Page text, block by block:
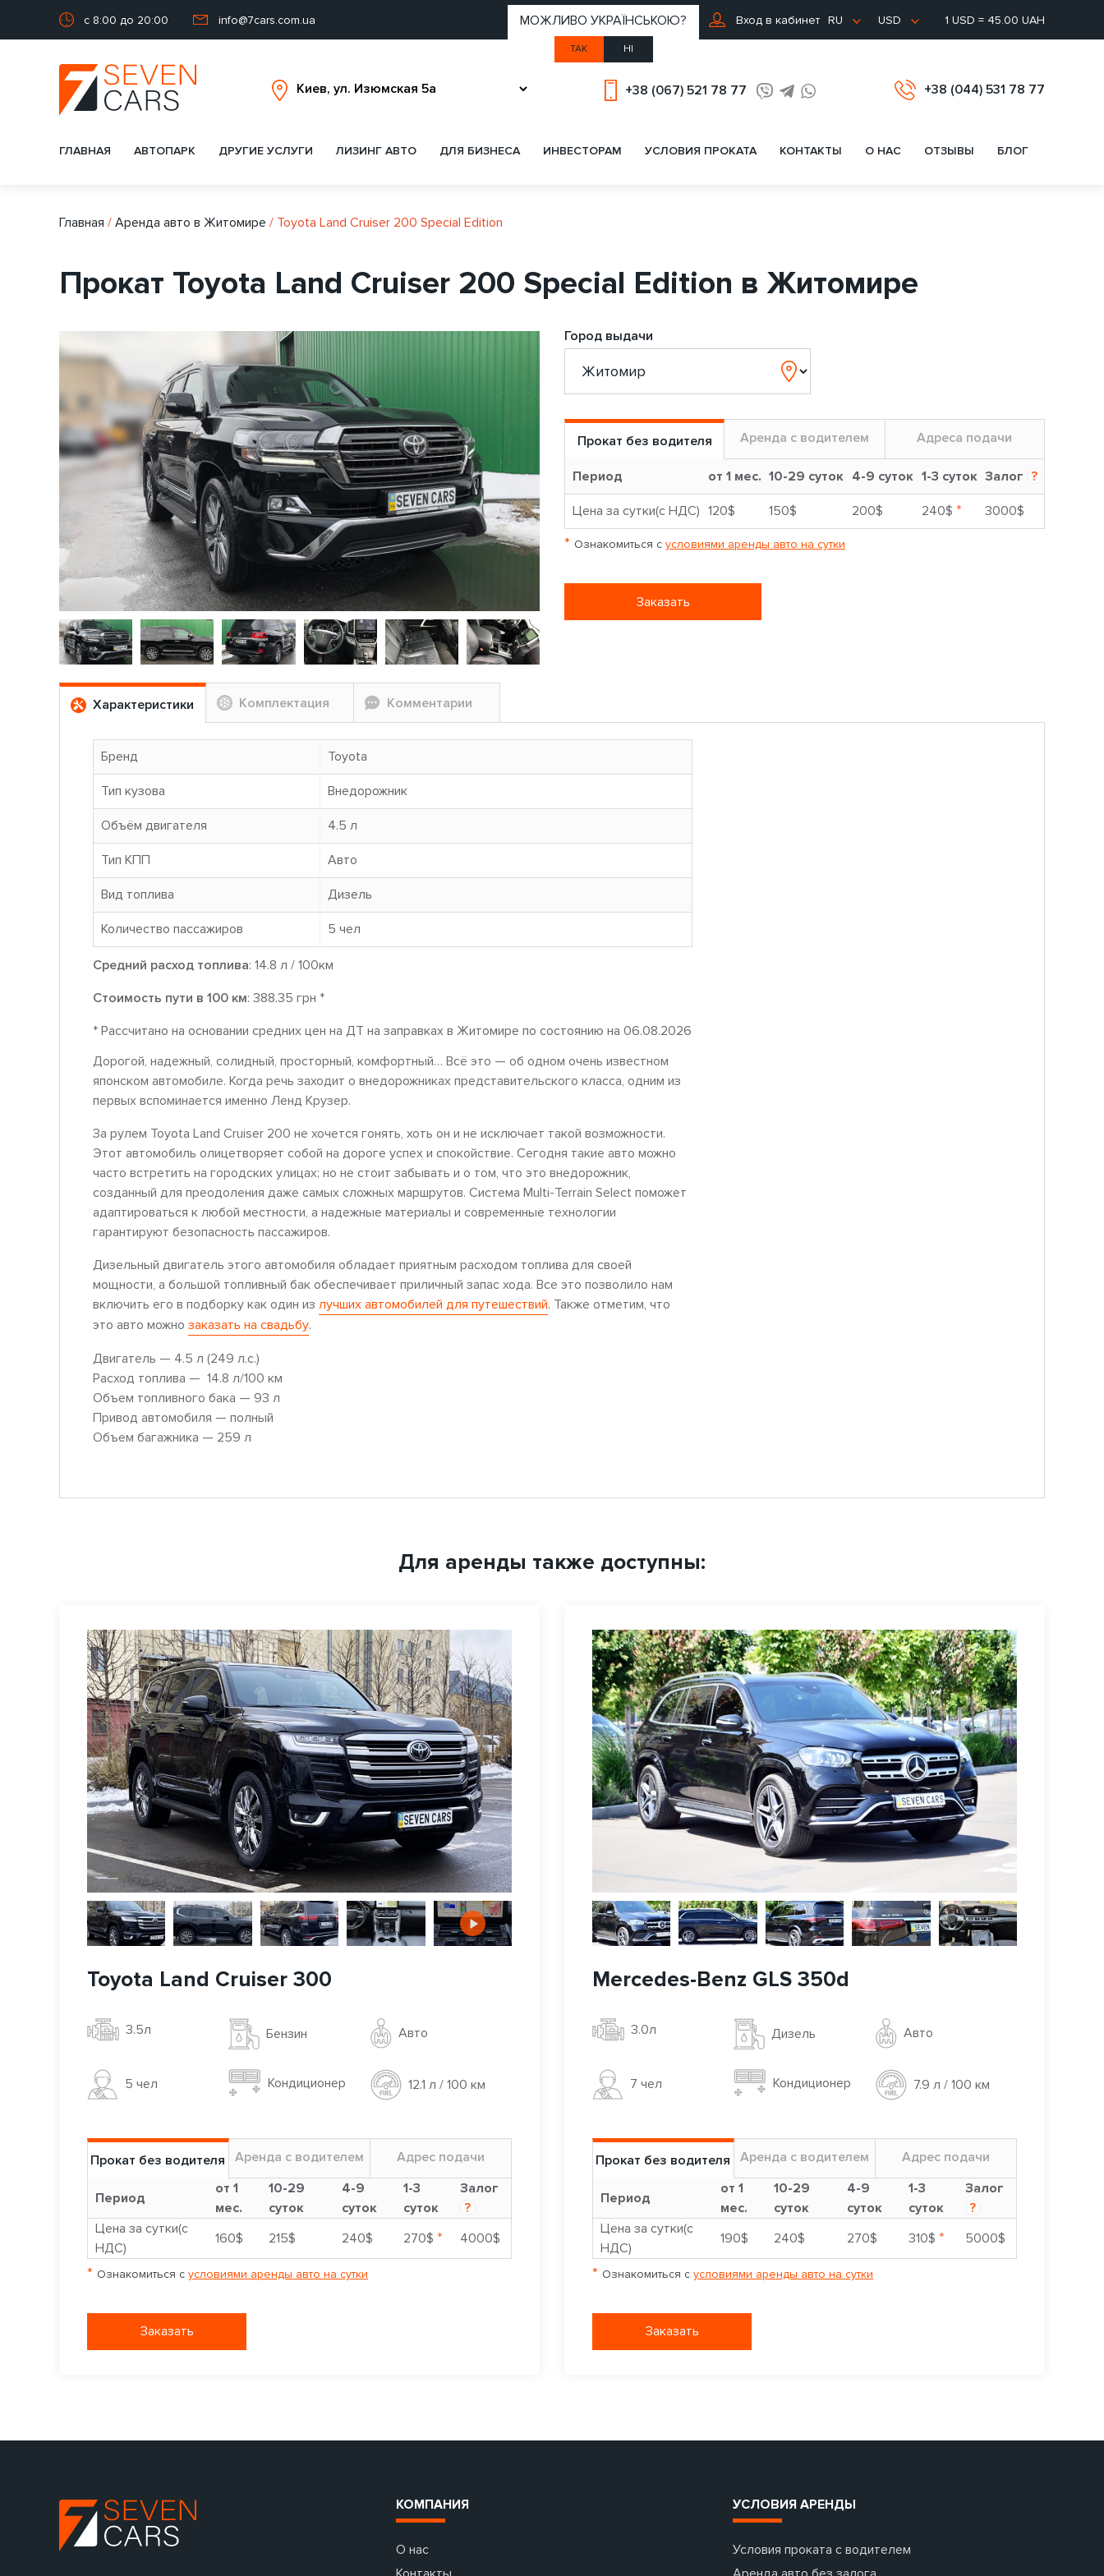
с 8:00 до 20:00 info@7cars.com.ua Вход в кабинет RU
МОЖЛИВО УКРАЇНСЬКОЮ?
ТАК НІ
USD 1 USD = 45.00 UAH
+38 (067) 521 78 77 +38 (044) 531 78 77
ГЛАВНАЯ АВТОПАРК ДРУГИЕ УСЛУГИ ЛИЗИНГ АВТО ДЛЯ БИЗНЕСА ИНВЕСТОРАМ УСЛОВИЯ ПРОКАТА КОНТАКТЫ О НАС ОТЗЫВЫ БЛОГ
Главная / Аренда авто в Житомире / Toyota Land Cruiser 200 Special Edition
Прокат Toyota Land Cruiser 200 Special Edition в Житомире
Город выдачи
Прокат без водителя Аренда с водителем Адреса подачи
Период от 1 мес. 10-29 суток 4-9 суток 1-3 суток Залог ?
Цена за сутки(с НДС) 120$ 150$ 200$ 240$ * 3000$
* Ознакомиться с условиями аренды авто на сутки
Заказать
Характеристики Комплектация Комментарии
Бренд Toyota
Тип кузова Внедорожник
Объём двигателя 4.5 л
Тип КПП Авто
Вид топлива Дизель
Количество пассажиров 5 чел
Средний расход топлива: 14.8 л / 100км
Стоимость пути в 100 км: 388.35 грн *
* Рассчитано на основании средних цен на ДТ на заправках в Житомире по состоянию на 06.08.2026
Дорогой, надежный, солидный, просторный, комфортный… Всё это — об одном очень известном
японском автомобиле. Когда речь заходит о внедорожниках представительского класса, одним из
первых вспоминается именно Ленд Крузер.
За рулем Toyota Land Cruiser 200 не хочется гонять, хоть он и не исключает такой возможности.
Этот автомобиль олицетворяет собой на дороге успех и спокойствие. Сегодня такие авто можно
часто встретить на городских улицах; но не стоит забывать и о том, что это внедорожник,
созданный для преодоления даже самых сложных маршрутов. Система Multi-Terrain Select поможет
адаптироваться к любой местности, а надежные материалы и современные технологии
гарантируют безопасность пассажиров.
Дизельный двигатель этого автомобиля обладает приятным расходом топлива для своей
мощности, а большой топливный бак обеспечивает приличный запас хода. Все это позволило нам
включить его в подборку как один из лучших автомобилей для путешествий. Также отметим, что
это авто можно заказать на свадьбу.
Двигатель — 4.5 л (249 л.с.)
Расход топлива — 14.8 л/100 км
Объем топливного бака — 93 л
Привод автомобиля — полный
Объем багажника — 259 л
Для аренды также доступны:
Toyota Land Cruiser 300
3.5л Бензин Авто
5 чел Кондиционер 12.1 л / 100 км
Прокат без водителя Аренда с водителем Адрес подачи
Период
от 1
мес.
10-29
суток
4-9
суток
1-3
суток
Залог
?
Цена за сутки(с
НДС)
160$ 215$ 240$ 270$ * 4000$
* Ознакомиться с условиями аренды авто на сутки
Заказать
Mercedes-Benz GLS 350d
3.0л Дизель Авто
7 чел Кондиционер 7.9 л / 100 км
Прокат без водителя Аренда с водителем Адрес подачи
Период
от 1
мес.
10-29
суток
4-9
суток
1-3
суток
Залог
?
Цена за сутки(с
НДС)
190$ 240$ 270$ 310$ * 5000$
* Ознакомиться с условиями аренды авто на сутки
Заказать
КОМПАНИЯ
О нас
УСЛОВИЯ АРЕНДЫ
Условия проката с водителем